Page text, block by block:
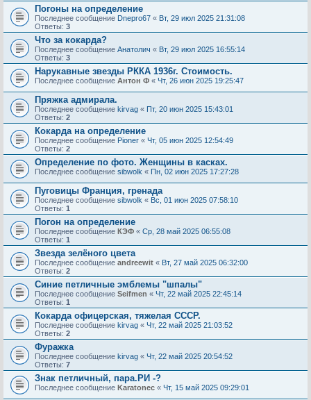
Погоны на определение
Последнее сообщение Dnepro67 « Вт, 29 июл 2025 21:31:08
Ответы: 3
Что за кокарда?
Последнее сообщение Анатолич « Вт, 29 июл 2025 16:55:14
Ответы: 3
Нарукавные звезды РККА 1936г. Стоимость.
Последнее сообщение Антон Ф « Чт, 26 июн 2025 19:25:47
Пряжка адмирала.
Последнее сообщение kirvag « Пт, 20 июн 2025 15:43:01
Ответы: 2
Кокарда на определение
Последнее сообщение Pioner « Чт, 05 июн 2025 12:54:49
Ответы: 2
Определение по фото. Женщины в касках.
Последнее сообщение sibwolk « Пн, 02 июн 2025 17:27:28
Пуговицы Франция, гренада
Последнее сообщение sibwolk « Вс, 01 июн 2025 07:58:10
Ответы: 1
Погон на определение
Последнее сообщение КЭФ « Ср, 28 май 2025 06:55:08
Ответы: 1
Звезда зелёного цвета
Последнее сообщение andreewit « Вт, 27 май 2025 06:32:00
Ответы: 2
Синие петличные эмблемы "шпалы"
Последнее сообщение Seifmen « Чт, 22 май 2025 22:45:14
Ответы: 1
Кокарда офицерская, тяжелая СССР.
Последнее сообщение kirvag « Чт, 22 май 2025 21:03:52
Ответы: 2
Фуражка
Последнее сообщение kirvag « Чт, 22 май 2025 20:54:52
Ответы: 7
Знак петличный, пара.РИ -?
Последнее сообщение Karatonec « Чт, 15 май 2025 09:29:01